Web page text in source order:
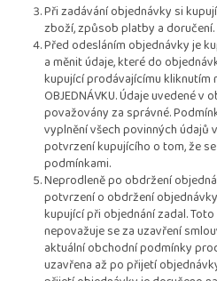
Při zadávání objednávky si
zboží, způsob platby a doručení.
Před odesláním objednávky je
a měnit údaje, které do
kupující prodávajícímu kliknutím
OBJEDNÁVKU. Údaje uvedené
považovány za správné.
vyplnění všech povinných údajů
potvrzení kupujícího o tom, že
podmínkami.
Neprodleně po obdržení
potvrzení o obdržení
kupující při objednání zadal.
nepovažuje se za uzavření
aktuální obchodní podmínky
uzavřena až po přijetí